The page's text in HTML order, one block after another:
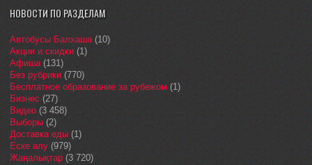
НОВОСТИ ПО РАЗДЕЛАМ
Автобусы Балхаша (10)
Акции и скидки (1)
Афиша (131)
Без рубрики (770)
Бесплатное образование за рубежом (1)
Бизнес (27)
Видео (3 458)
Выборы (2)
Доставка еды (1)
Еске алу (979)
Жаңалықтар (3 720)